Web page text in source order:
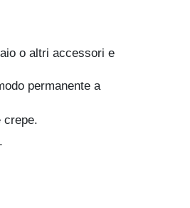
o altri accessori e
permanente a
crepe.